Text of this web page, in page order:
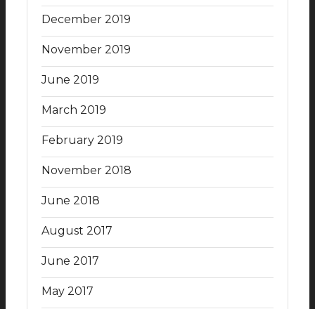
December 2019
November 2019
June 2019
March 2019
February 2019
November 2018
June 2018
August 2017
June 2017
May 2017